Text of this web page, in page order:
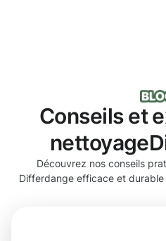
Conseils et
Découvrez nos conseils
Differdange efficace et